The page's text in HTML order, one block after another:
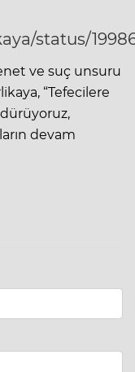
status/
ve suç unsuru
“Tefecilere
devam